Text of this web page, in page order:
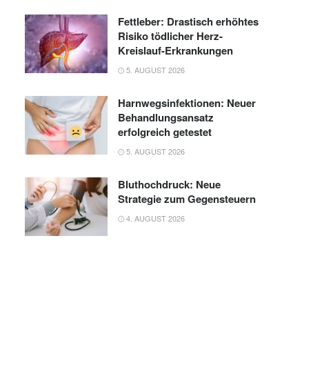
Fettleber: Drastisch erhöhtes
Risiko tödlicher Herz-
Kreislauf-Erkrankungen
5. AUGUST 2026
Harnwegsinfektionen: Neuer
Behandlungsansatz
erfolgreich getestet
5. AUGUST 2026
Bluthochdruck: Neue
Strategie zum Gegensteuern
4. AUGUST 2026